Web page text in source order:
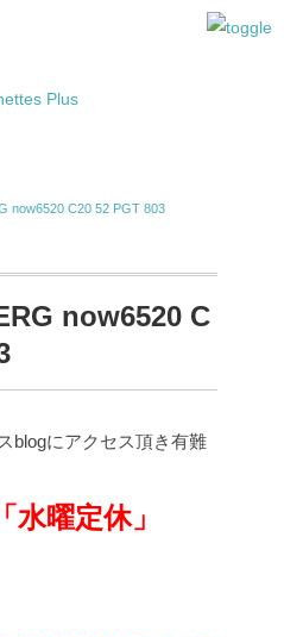
now6520 C20 52 PGT 803
now6520 C
blogにアクセス頂き有難
休」